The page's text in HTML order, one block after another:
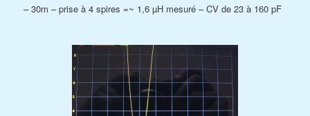
– 30m – prise à 4 spires =~ 1,6 µH mesuré – CV de 23 à 160 pF